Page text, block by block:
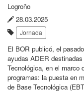
del
evento:
Logroño
Fecha
de
publicación:
28.03.2025
Etiquetas:
Jornada
El BOR publicó, el
ayudas ADER
Tecnológica, en el marco
programas: la puesta en
de Base Tecnológica